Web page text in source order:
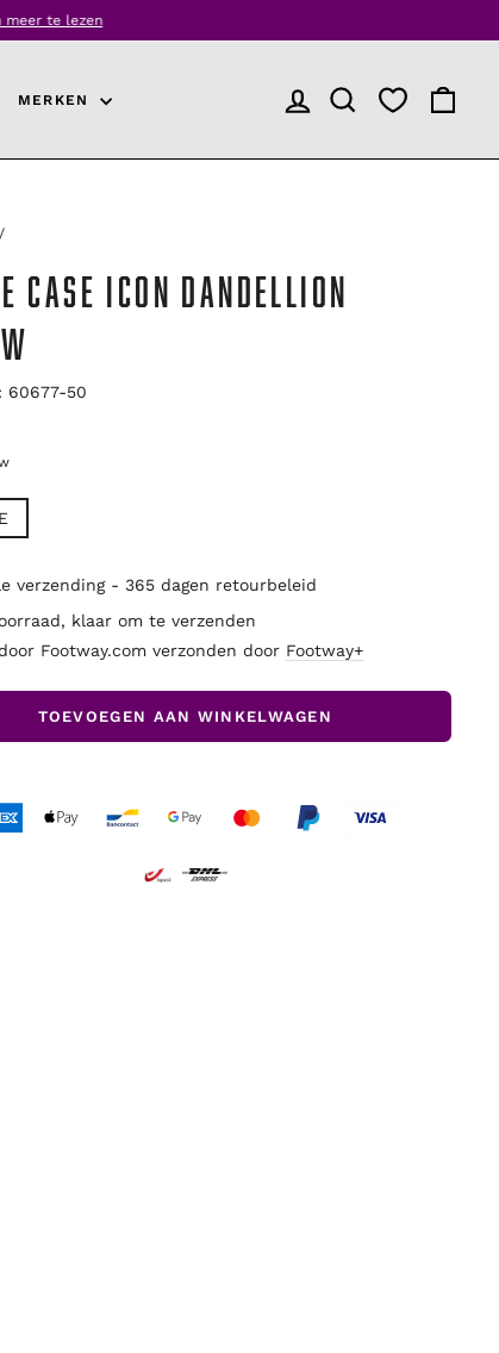
MERKEN INLOGGENPRODUCT ZOEKEN
CASE ICON DANDELLION
60677-50
verzending - 365 dagen retourbeleid
klaar om te verzenden
Footway.com verzonden door Footway+
TOEVOEGEN AAN WINKELWAGEN